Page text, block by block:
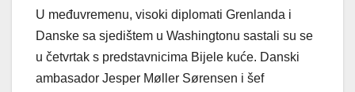
U međuvremenu, visoki diplomati Grenlanda i
Danske sa sjedištem u Washingtonu sastali su se
u četvrtak s predstavnicima Bijele kuće. Danski
ambasador Jesper Møller Sørensen i šef